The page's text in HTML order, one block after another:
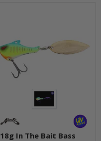
18g In The Bait Bass